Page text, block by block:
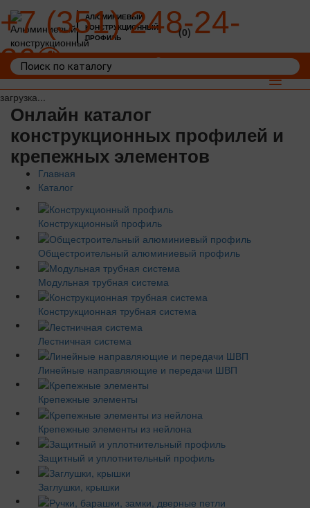
загрузка...
АЛЮМИНИЕВЫЙ
КОНСТРУКЦИОННЫЙ
ПРОФИЛЬ
+7 (351) 248-24-
36
(0)
Toggle
Онлайн каталог
конструкционных профилей и
крепежных элементов
Главная
Каталог
Конструкционный профиль
Общестроительный алюминиевый профиль
Модульная трубная система
Конструкционная трубная система
Лестничная система
Линейные направляющие и передачи ШВП
Крепежные элементы
Крепежные элементы из нейлона
Защитный и уплотнительный профиль
Заглушки, крышки